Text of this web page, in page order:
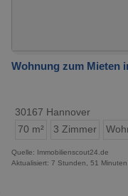
Wohnung zum Mieten
30167 Hannover
70 m²
3 Zimmer
Quelle: Immobilienscout24.de
Aktualisiert: 7 Stunden, 51 Minuten